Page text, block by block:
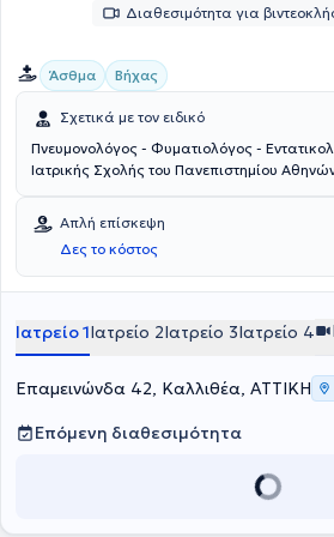
Διαθεσιμότητα για
Άσθμα Βήχας
Σχετικά με τον ειδικό
Πνευμονολόγος - Φυματιολόγος -
Ιατρικής Σχολής του Πανεπιστημίου
Απλή επίσκεψη
Δες το κόστος
Ιατρείο 1Ιατρείο 2Ιατρείο 3Ιατρείο 4
Επαμεινώνδα 42, Καλλιθέα, ΑΤΤΙΚΗ
Επόμενη διαθεσιμότητα